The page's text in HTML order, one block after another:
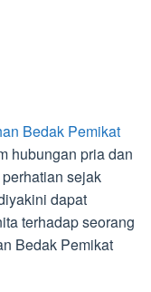
Bedak Pemikat
hubungan pria dan
sejak
dapat
terhadap seorang
Bedak Pemikat